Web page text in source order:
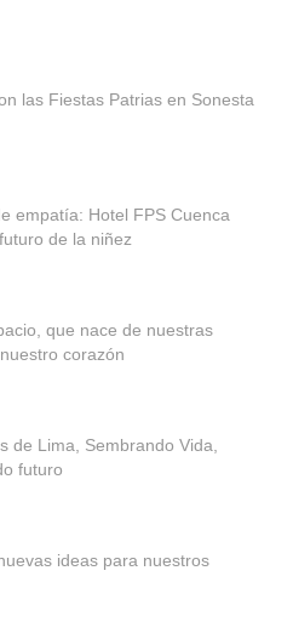
las Fiestas Patrias en Sonesta
empatía: Hotel FPS Cuenca
de la niñez
que nace de nuestras
corazón
de Lima, Sembrando Vida,
futuro
ideas para nuestros